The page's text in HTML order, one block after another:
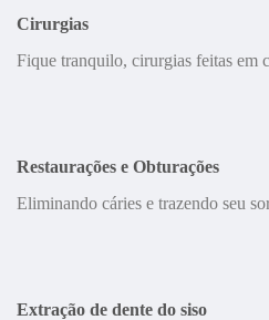
Cirurgias
Fique tranquilo, cirurgias feitas em
Restaurações e Obturações
Eliminando cáries e trazendo seu
Extração de dente do siso